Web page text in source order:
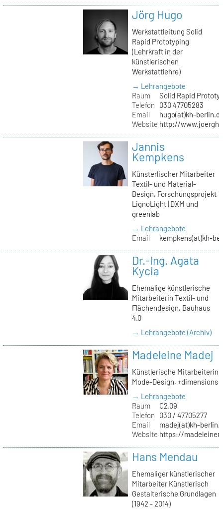
Jörg Hugo
Werkstattleitung Solid
Rapid Prototyping
(Lehrkraft in der
künstlerischen
Werkstattlehre)
→ Lehrangebote
Raum
Solid Rapid
Telefon
030 47705283
Email
hugo(at)kh-
Website http://
Jannis
Kempkens
Künsterlischer Mitarbeiter
Textil- und Material-
Design, Forschungsprojekt
LignoLight | DXM und
greenlab
→ Lehrangebote
Email
kempkens(at)kh-
Dr.-Ing. Agata
Kycia
Ehemalige künstlerische
Mitarbeiterin Textil- und
Flächendesign, Bauhaus
4.0
→ Lehrangebote (Archiv)
Madeleine Madej
Künstlerische Mitarbeiterin
Mode-Design, +dimensions
→ Lehrangebote
Raum
C2.09
Telefon
030 / 47705277
Email
madej(at)kh-
Website https://
Hans Mendau
Ehemaliger künstlerischer
Mitarbeiter Künstlerisch
Gestalterische Grundlagen
(1942 - 2014)